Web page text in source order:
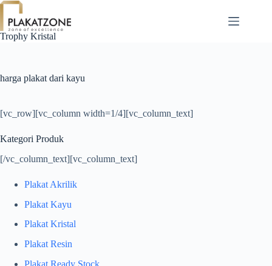
Skip
content
Trophy Kristal
harga plakat dari kayu
[vc_row][vc_column width=1/4][vc_column_text]
Kategori Produk
[/vc_column_text][vc_column_text]
Plakat Akrilik
Plakat Kayu
Plakat Kristal
Plakat Resin
Plakat Ready Stock